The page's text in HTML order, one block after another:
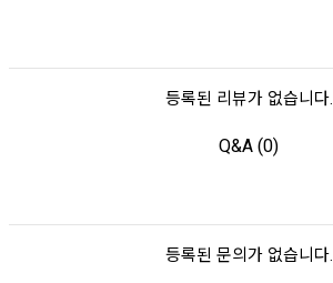
등록된 리뷰가 없습니다.
Q&A (0)
등록된 문의가 없습니다.